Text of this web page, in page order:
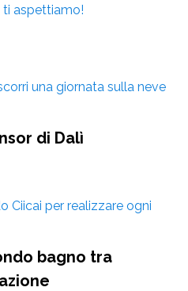
ti aspettiamo!
una giornata sulla neve
di Dalì
Ciicai per realizzare ogni
bagno tra